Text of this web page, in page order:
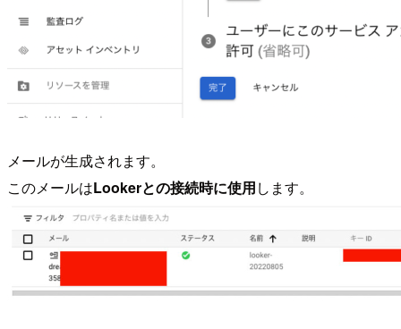
メールが生成されます。
このメールはLookerとの接続時に使用します。